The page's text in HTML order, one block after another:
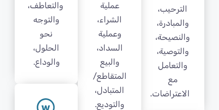
الترحيب،
والمبادرة،
والنصيحة،
والتوصية،
والتعامل
مع
الاعتراضات.
عملية
الشراء،
وعملية
السداد،
والبيع
المتقاطع/
المتبادل،
والتوديع.
والتعاطف،
والتوجه
نحو
الحلول،
والوداع.